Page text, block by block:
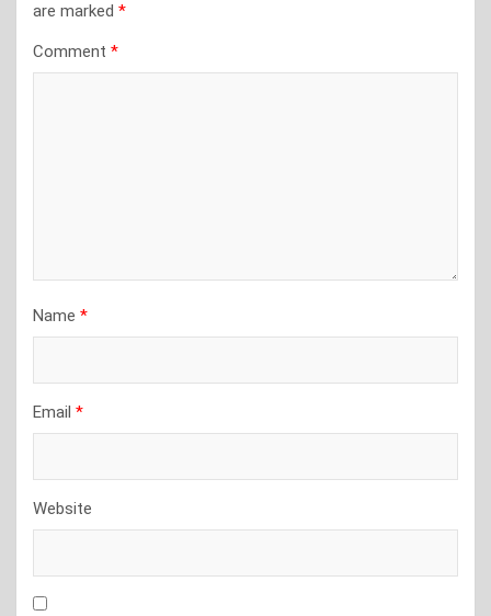
are marked *
Comment *
Name *
Email *
Website